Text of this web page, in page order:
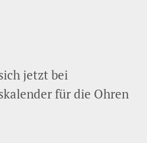
jetzt bei
für die Ohren